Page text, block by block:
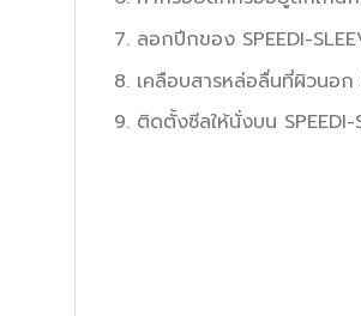
ลอกปีกของ SPEEDI-
เคลือบสารหล่อลื่นที่ผิวนอก
ติดตั้งซีลให้นั่งบน